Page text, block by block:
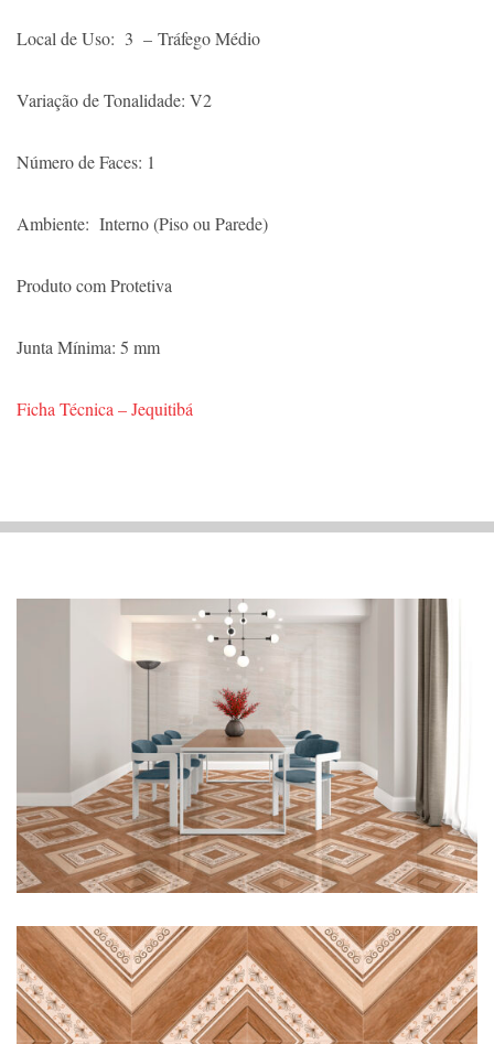
Local de Uso: 3 – Tráfego Médio
Variação de Tonalidade: V2
Número de Faces: 1
Ambiente: Interno (Piso ou Parede)
Produto com Protetiva
Junta Mínima: 5 mm
Ficha Técnica – Jequitibá